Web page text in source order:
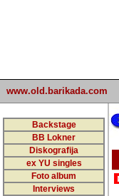
www.old.barikada.com
Backstage
BB Lokner
Diskografija
ex YU singles
Foto album
Interviews